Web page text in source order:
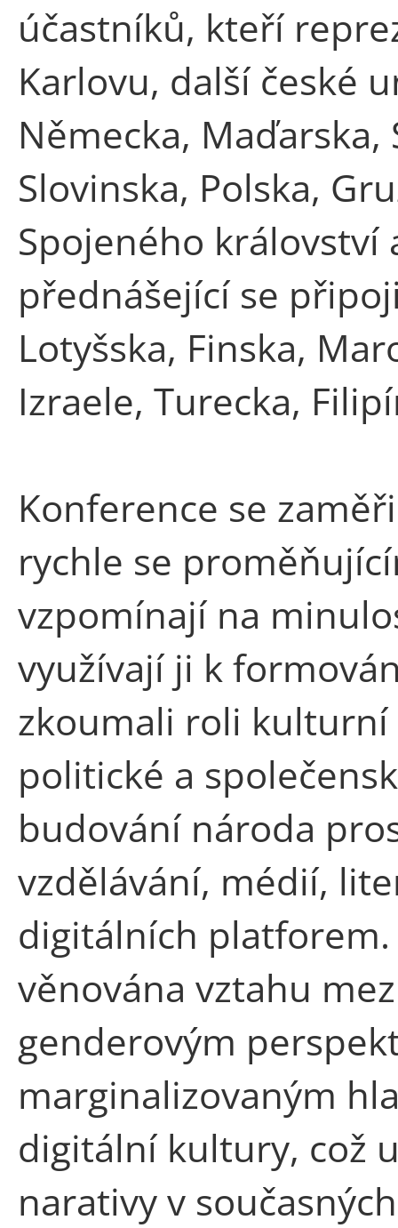
účastníků, kteří
Karlovu, další české
Německa, Maďarska,
Slovinska, Polska,
Spojeného království
přednášející se
Lotyšska, Finska,
Izraele, Turecka,
Konference se
rychle se
vzpomínají na
využívají ji k
zkoumali roli
politické a
budování národa
vzdělávání, médií,
digitálních
věnována vztahu
genderovým
marginalizovaným
digitální kultury, což
narativy v